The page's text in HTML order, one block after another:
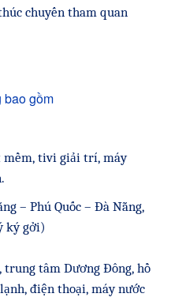
chuyến tham quan
bao gồm
mềm, tivi giải trí, máy
– Phú Quốc – Đà Nẵng,
ký gởi)
trung tâm Dương Đông, hồ
điện thoại, máy nước